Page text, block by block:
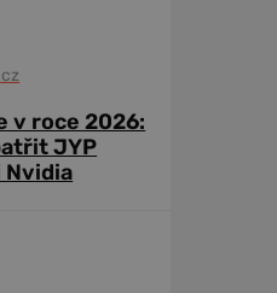
v roce 2026:
JYP
Nvidia